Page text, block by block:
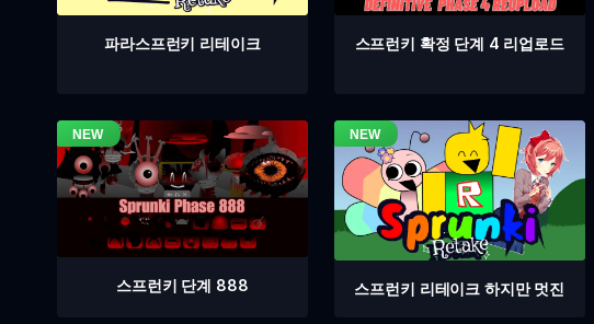
파라스프런키 리테이크 스프런키 확정 단계 4 리업로드
스프런키 단계 888 스프런키 리테이크 하지만 멋진